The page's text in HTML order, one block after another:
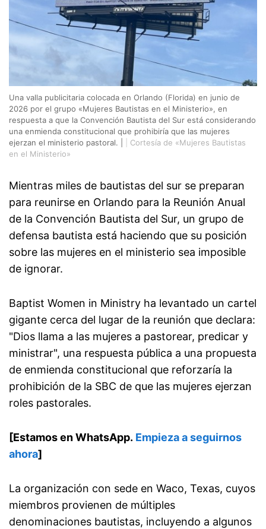
Una valla publicitaria colocada en Orlando (Florida) en junio de
2026 por el grupo «Mujeres Bautistas en el Ministerio», en
respuesta a que la Convención Bautista del Sur está considerando
una enmienda constitucional que prohibiría que las mujeres
ejerzan el ministerio pastoral. |
Cortesía de «Mujeres Bautistas
en el Ministerio»
Mientras miles de bautistas del sur se preparan
para reunirse en Orlando para la Reunión Anual
de la Convención Bautista del Sur, un grupo de
defensa bautista está haciendo que su posición
sobre las mujeres en el ministerio sea imposible
de ignorar.
Baptist Women in Ministry ha levantado un cartel
gigante cerca del lugar de la reunión que declara:
"Dios llama a las mujeres a pastorear, predicar y
ministrar", una respuesta pública a una propuesta
de enmienda constitucional que reforzaría la
prohibición de la SBC de que las mujeres ejerzan
roles pastorales.
[Estamos en WhatsApp. Empieza a seguirnos
ahora]
La organización con sede en Waco, Texas, cuyos
miembros provienen de múltiples
denominaciones bautistas, incluyendo a algunos